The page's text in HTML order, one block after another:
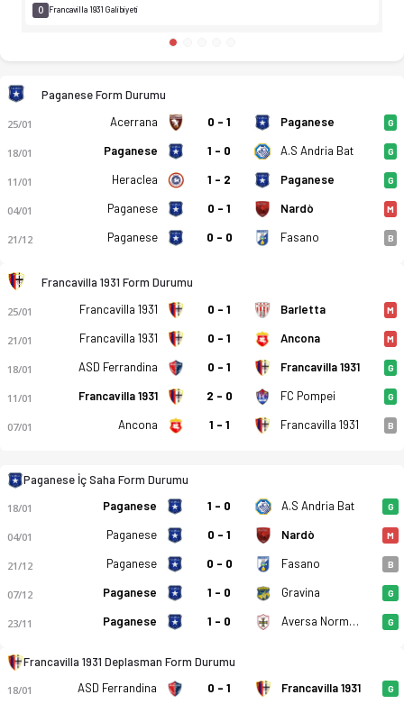
0 Francavilla 1931 Galibiyeti
Paganese Form Durumu
25/01 Acerrana 0 - 1 Paganese G
18/01 Paganese 1 - 0 A.S Andria Bat G
11/01 Heraclea 1 - 2 Paganese G
04/01 Paganese 0 - 1 Nardò M
21/12 Paganese 0 - 0 Fasano B
Francavilla 1931 Form Durumu
25/01 Francavilla 1931 0 - 1 Barletta M
21/01 Francavilla 1931 0 - 1 Ancona M
18/01 ASD Ferrandina 0 - 1 Francavilla 1931 G
11/01 Francavilla 1931 2 - 0 FC Pompei G
07/01 Ancona 1 - 1 Francavilla 1931 B
Paganese İç Saha Form Durumu
18/01 Paganese 1 - 0 A.S Andria Bat G
04/01 Paganese 0 - 1 Nardò M
21/12 Paganese 0 - 0 Fasano B
07/12 Paganese 1 - 0 Gravina G
23/11 Paganese 1 - 0 Aversa Normanna G
Francavilla 1931 Deplasman Form Durumu
18/01 ASD Ferrandina 0 - 1 Francavilla 1931 G